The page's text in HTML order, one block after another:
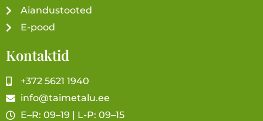
Aiandustooted
E-pood
Kontaktid
+372 5621 1940
info@taimetalu.ee
E–R: 09–19 | L-P: 09–15